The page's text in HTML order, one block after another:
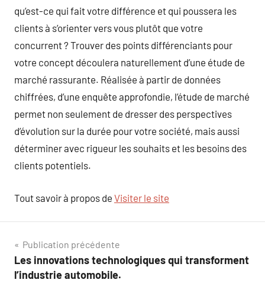
qu’est-ce qui fait votre différence et qui poussera les
clients à s’orienter vers vous plutôt que votre
concurrent ? Trouver des points différenciants pour
votre concept découlera naturellement d’une étude de
marché rassurante. Réalisée à partir de données
chiffrées, d’une enquête approfondie, l’étude de marché
permet non seulement de dresser des perspectives
d’évolution sur la durée pour votre société, mais aussi
déterminer avec rigueur les souhaits et les besoins des
clients potentiels.
Tout savoir à propos de Visiter le site
Navigation
de
Publication précédente
Les innovations technologiques qui transforment
l’industrie automobile.